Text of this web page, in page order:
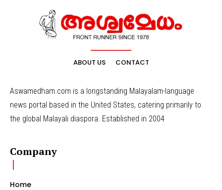
ABOUT US CONTACT
Aswamedham.com is a longstanding Malayalam-language
news portal based in the United States, catering primarily to
the global Malayali diaspora. Established in 2004
Company
Home